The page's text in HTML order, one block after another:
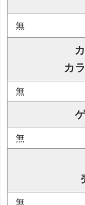
無
カ
無
無
無